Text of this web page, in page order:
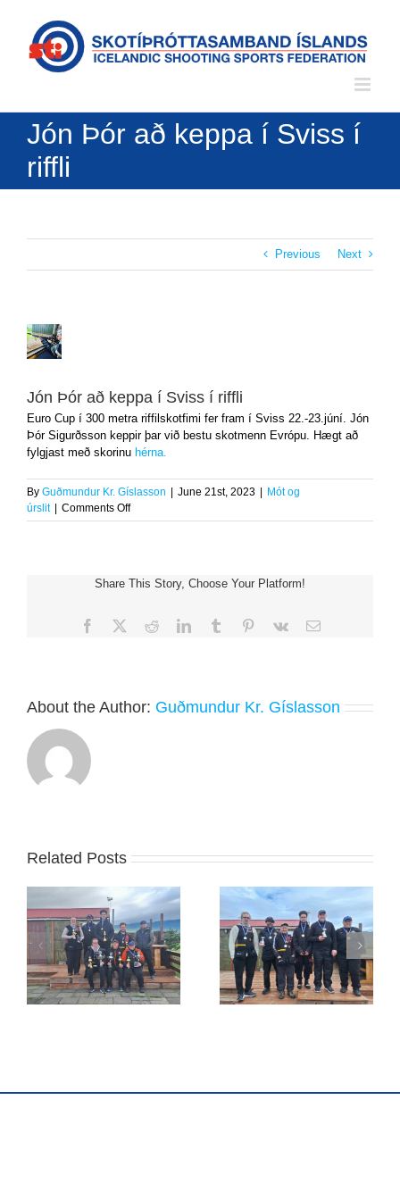
content
Jón Þór að keppa í Sviss í
riffli
Previous Next
View
Larger
Jón Þór að keppa í Sviss í riffli
Euro Cup í 300 metra riffilskotfimi fer fram í Sviss 22.-23.júní. Jón
Þór Sigurðsson keppir þar við bestu skotmenn Evrópu. Hægt að
fylgjast með skorinu hérna.
By Guðmundur Kr. Gíslasson | June 21st, 2023 | Mót og
úrslit | Comments Offon
Jón
í
Share This Story, Choose Your Platform!
Facebook RedditLinkedInTumblr Pinterest
Vk Email
About the Author: Guðmundur Kr. Gíslasson
Related Posts
Guðmann sigraði á
Blönduósi
Jóhannes Frank
sigraði á Húsavík um
helgina